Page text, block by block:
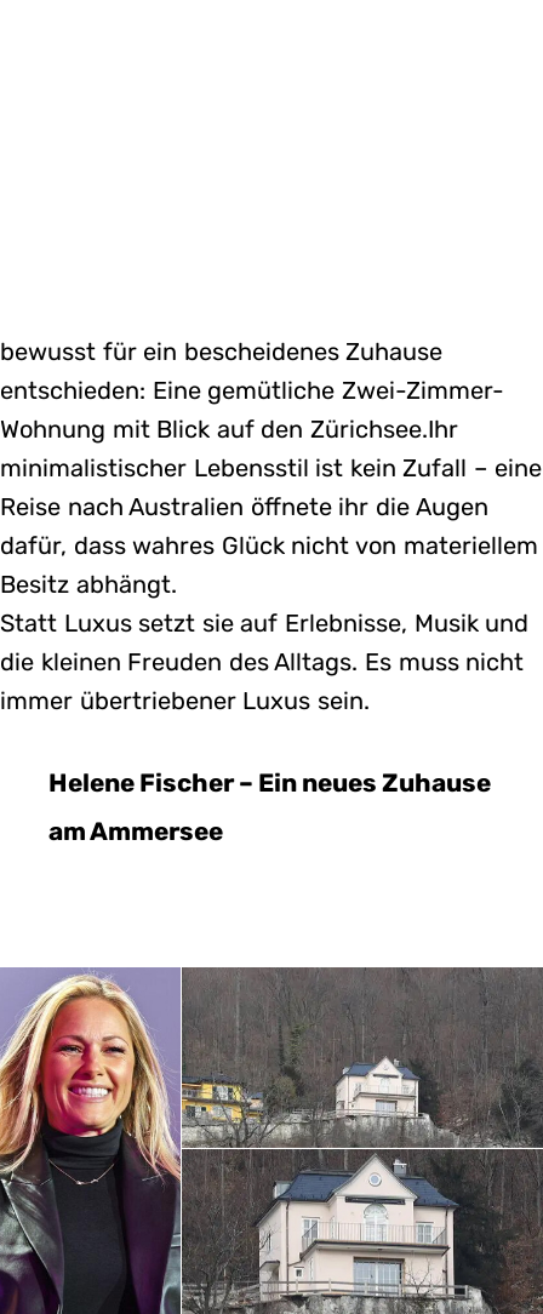
bewusst für ein bescheidenes Zuhause
entschieden: Eine gemütliche Zwei-Zimmer-
Wohnung mit Blick auf den Zürichsee.Ihr
minimalistischer Lebensstil ist kein Zufall – eine
Reise nach Australien öffnete ihr die Augen
dafür, dass wahres Glück nicht von materiellem
Besitz abhängt.
Statt Luxus setzt sie auf Erlebnisse, Musik und
die kleinen Freuden des Alltags. Es muss nicht
immer übertriebener Luxus sein.
Helene Fischer – Ein neues Zuhause
am Ammersee